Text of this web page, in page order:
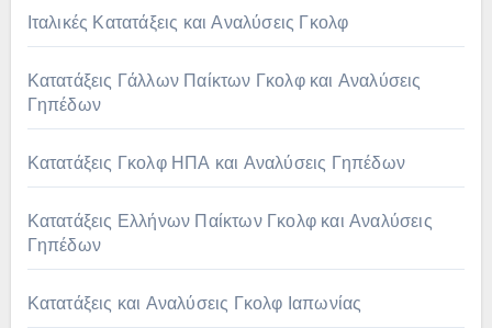
Ιταλικές Κατατάξεις και Αναλύσεις Γκολφ
Κατατάξεις Γάλλων Παίκτων Γκολφ και Αναλύσεις
Γηπέδων
Κατατάξεις Γκολφ ΗΠΑ και Αναλύσεις Γηπέδων
Κατατάξεις Ελλήνων Παίκτων Γκολφ και Αναλύσεις
Γηπέδων
Κατατάξεις και Αναλύσεις Γκολφ Ιαπωνίας